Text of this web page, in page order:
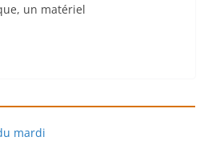
un matériel
mardi